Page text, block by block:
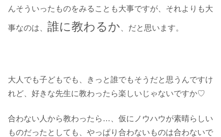
んそういったものをみることも大事ですが、それよりも大
事なのは、 誰に教わるか 、だと思います。
大人でも子どもでも、きっと誰でもそうだと思うんですけ
れど、好きな先生に教わったら楽しいじゃないですか♡
合わない人から教わったら…、仮にノウハウが素晴らしい
ものだったとしても、やっぱり合わないものは合わないで